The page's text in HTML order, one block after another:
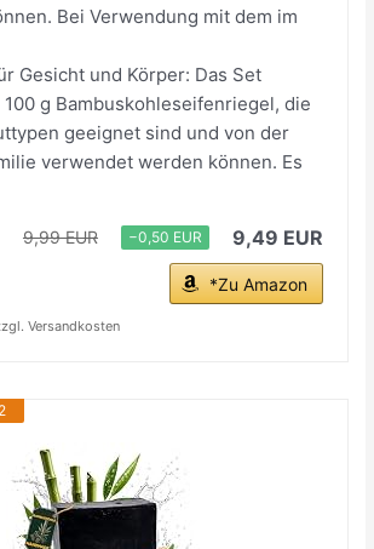
Bei Verwendung mit dem im
Gesicht und Körper: Das Set
g Bambuskohleseifenriegel, die
geeignet sind und von der
verwendet werden können. Es
9,99 EUR −0,50 EUR 9,49 EUR
*Zu Amazon
Versandkosten